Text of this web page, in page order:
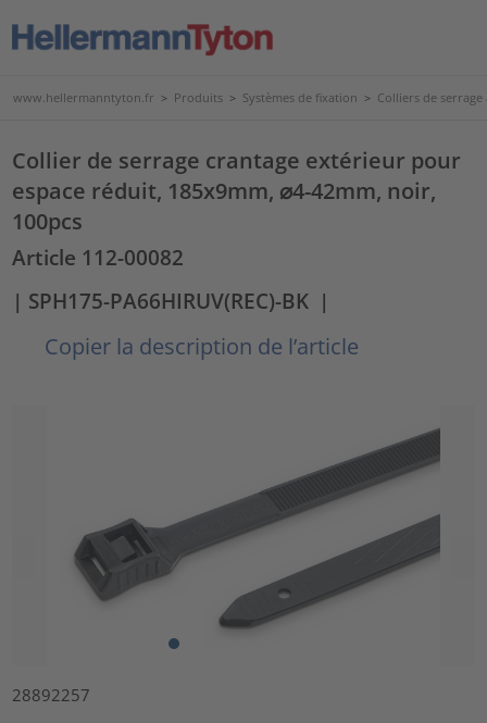
www.hellermanntyton.fr > Produits > Systèmes de fixation > Colliers de
Collier de serrage crantage extérieur pour
espace réduit, 185x9mm, ⌀4-42mm, noir,
100pcs
Article 112-00082
| SPH175-PA66HIRUV(REC)-BK |
Copier la description de l’article
28892257